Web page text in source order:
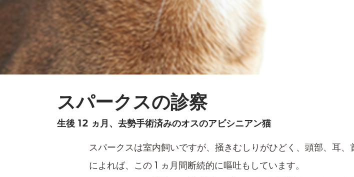
スパークスの診察
生後 12 ヵ月、去勢手術済みのオスのアビシニアン猫
スパークスは室内飼いですが、掻きむしりがひどく、頭部、耳
によれば、この 1 ヵ月間断続的に嘔吐もしています。